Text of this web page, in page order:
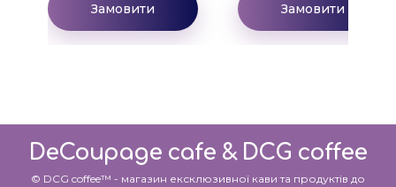
Замовити Замовити
DeCoupage cafe & DCG coffee
© DCG coffee™ - магазин ексклюзивної кави та продуктів до